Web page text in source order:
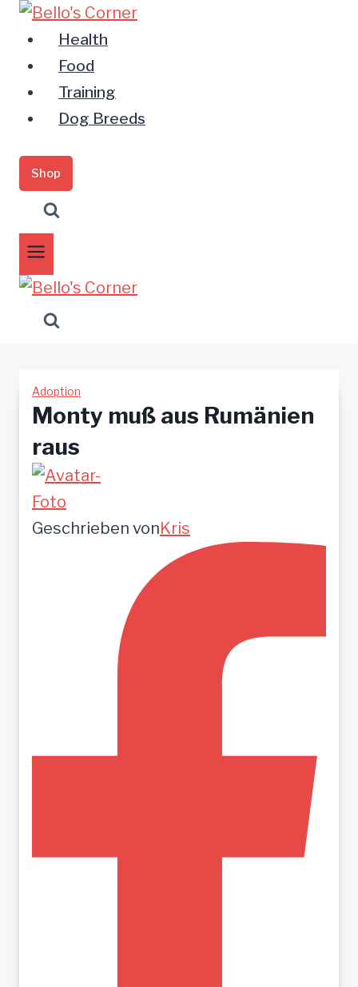
Zum
Inhalt
springen
Health
Food
Training
Dog Breeds
Shop
Adoption
Monty muß aus Rumänien
raus
Geschrieben vonKris